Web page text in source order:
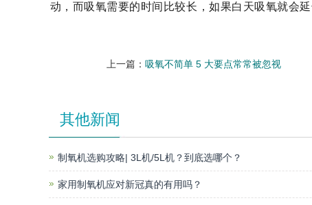
动，而吸氧需要的时间比较长，如果白天吸氧就会
上一篇：吸氧不简单 5 大要点常常被忽视
其他新闻
制氧机选购攻略| 3L机/5L机？到底选哪个？
家用制氧机应对新冠真的有用吗？